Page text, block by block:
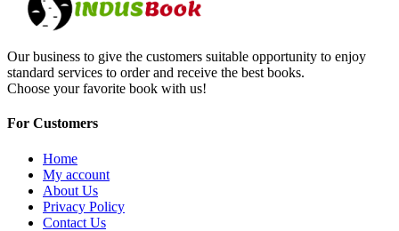
Our business to give the customers suitable opportunity to enjoy
standard services to order and receive the best books.
Choose your favorite book with us!
For Customers
Home
My account
About Us
Privacy Policy
Contact Us